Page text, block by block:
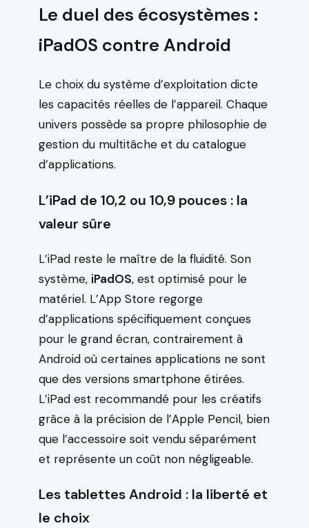
Le duel des écosystèmes :
iPadOS contre Android
Le choix du système d’exploitation dicte
les capacités réelles de l’appareil. Chaque
univers possède sa propre philosophie de
gestion du multitâche et du catalogue
d’applications.
L’iPad de 10,2 ou 10,9 pouces : la
valeur sûre
L’iPad reste le maître de la fluidité. Son
système, iPadOS, est optimisé pour le
matériel. L’App Store regorge
d’applications spécifiquement conçues
pour le grand écran, contrairement à
Android où certaines applications ne sont
que des versions smartphone étirées.
L’iPad est recommandé pour les créatifs
grâce à la précision de l’Apple Pencil, bien
que l’accessoire soit vendu séparément
et représente un coût non négligeable.
Les tablettes Android : la liberté et
le choix